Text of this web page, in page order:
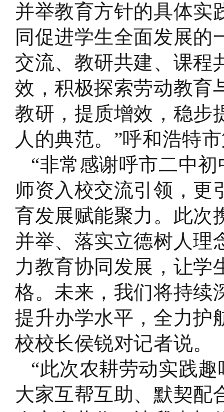
并举教育方针的具体实
同促进学生全面发展的
交流、教研共建、课程
效，积极探索劳动教育
教研，提质增效，稳步
人的典范。 ”呼和浩特
“非常感谢呼市二中
师资入校交流引领，更
育发展赋能聚力。此次
并举、落实立德树人理
力教育协同发展，让学
格。未来，我们将持续
提升办学水平，全力护
校校长侯锐对记者说。
“此次农耕劳动实践
大家互帮互助、默契配